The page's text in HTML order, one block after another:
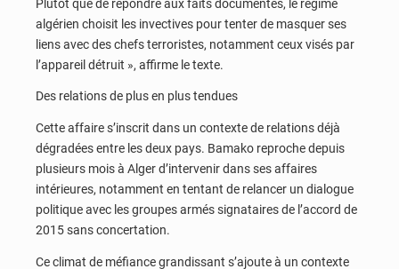
Plutôt que de répondre aux faits documentés, le régime
algérien choisit les invectives pour tenter de masquer ses
liens avec des chefs terroristes, notamment ceux visés par
l’appareil détruit », affirme le texte.
Des relations de plus en plus tendues
Cette affaire s’inscrit dans un contexte de relations déjà
dégradées entre les deux pays. Bamako reproche depuis
plusieurs mois à Alger d’intervenir dans ses affaires
intérieures, notamment en tentant de relancer un dialogue
politique avec les groupes armés signataires de l’accord de
2015 sans concertation.
Ce climat de méfiance grandissant s’ajoute à un contexte